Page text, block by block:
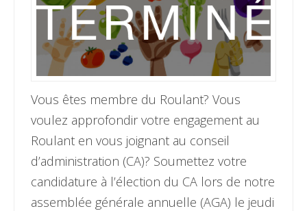
Vous êtes membre du Roulant? Vous
voulez approfondir votre engagement au
Roulant en vous joignant au conseil
d’administration (CA)? Soumettez votre
candidature à l’élection du CA lors de notre
assemblée générale annuelle (AGA) le jeudi